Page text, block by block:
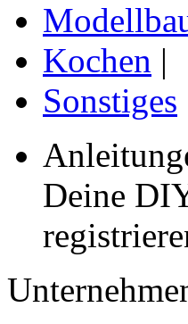
Kochen |
Sonstiges
Deine